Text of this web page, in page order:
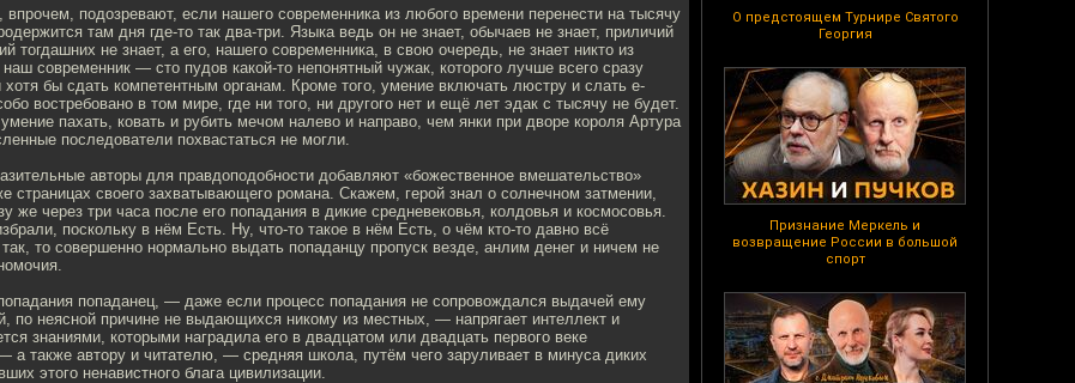
О предстоящем Турнире Святого
Георгия
Признание Меркель и
возвращение России в большой
спорт
впрочем, подозревают, если нашего современника из любого времени перенести на тысячу
там дня где-то так два-три. Языка ведь он не знает, обычаев не знает, приличий
тогдашних не знает, а его, нашего современника, в свою очередь, не знает никто из
современник — сто пудов какой-то непонятный чужак, которого лучше всего сразу
хотя бы сдать компетентным органам. Кроме того, умение включать люстру и слать е-
востребовано в том мире, где ни того, ни другого нет и ещё лет эдак с тысячу не будет.
пахать, ковать и рубить мечом налево и направо, чем янки при дворе короля Артура
последователи похвастаться не могли.
авторы для правдоподобности добавляют «божественное вмешательство»
страницах своего захватывающего романа. Скажем, герой знал о солнечном затмении,
же через три часа после его попадания в дикие средневековья, колдовья и космосовья.
поскольку в нём Есть. Ну, что-то такое в нём Есть, о чём кто-то давно всё
то совершенно нормально выдать попаданцу пропуск везде, анлим денег и ничем не
попаданец, — даже если процесс попадания не сопровождался выдачей ему
по неясной причине не выдающихся никому из местных, — напрягает интеллект и
знаниями, которыми наградила его в двадцатом или двадцать первого веке
а также автору и читателю, — средняя школа, путём чего заруливает в минуса диких
этого ненавистного блага цивилизации.